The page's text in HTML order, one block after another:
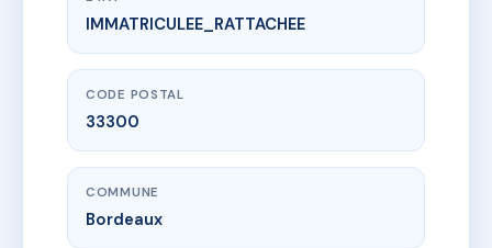
www.vme.plus/AJ2484764
Résidence 7 quai de Bacalan
7 Quai de Bacalan
IMMATRICULEE_RATTACHEE
CODE POSTAL
33300
COMMUNE
Bordeaux